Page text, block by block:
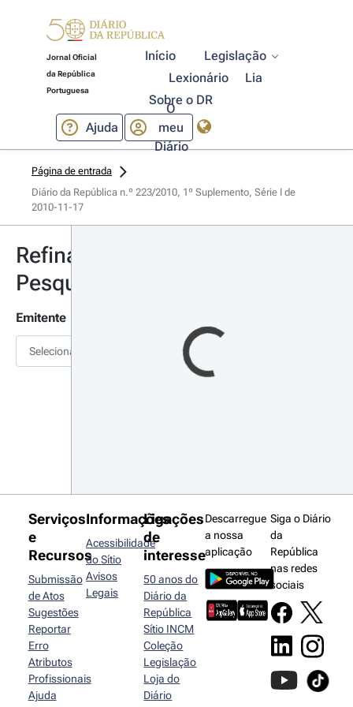
Jornal Oficial
da República
Portuguesa
Início
Legislação
Lexionário
Lia
Sobre o DR
Ajuda
O
meu
Diário
Página de entrada
Diário da República n.º 223/2010, 1º Suplemento, Série I de
2010-11-17
Refinar
Pesquisa
Emitente
Selecionar
Serviços
e
Recursos
Submissão
de Atos
Sugestões
Reportar
Erro
Atributos
Profissionais
Ajuda
Informações
Acessibilidade
do Sítio
Avisos
Legais
Ligações
de
interesse
50 anos do
Diário da
República
Sítio INCM
Coleção
Legislação
Loja do
Diário
Descarregue
a nossa
aplicação
Siga o Diário
da
República
nas redes
sociais